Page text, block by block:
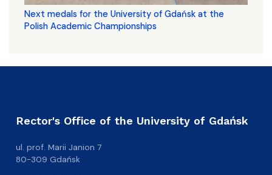
Next medals for the University of Gdańsk at the
Polish Academic Championships
Rector's Office of the University of Gdańsk
ul. prof. Marii Janion 7
80-309 Gdańsk